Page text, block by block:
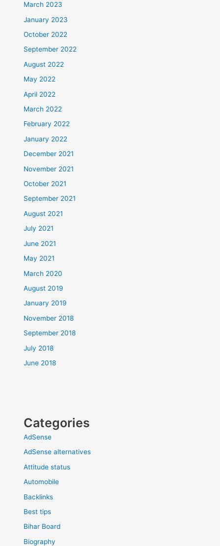
March 2023
January 2023
October 2022
September 2022
August 2022
May 2022
April 2022
March 2022
February 2022
January 2022
December 2021
November 2021
October 2021
September 2021
August 2021
July 2021
June 2021
May 2021
March 2020
August 2019
January 2019
November 2018
September 2018
July 2018
June 2018
Categories
AdSense
AdSense alternatives
Attitude status
Automobile
Backlinks
Best tips
Bihar Board
Biography